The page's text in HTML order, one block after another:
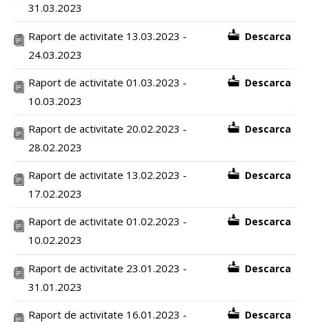
31.03.2023
Raport de activitate 13.03.2023 -
24.03.2023
Descarca
Raport de activitate 01.03.2023 -
10.03.2023
Descarca
Raport de activitate 20.02.2023 -
28.02.2023
Descarca
Raport de activitate 13.02.2023 -
17.02.2023
Descarca
Raport de activitate 01.02.2023 -
10.02.2023
Descarca
Raport de activitate 23.01.2023 -
31.01.2023
Descarca
Raport de activitate 16.01.2023 -
Descarca